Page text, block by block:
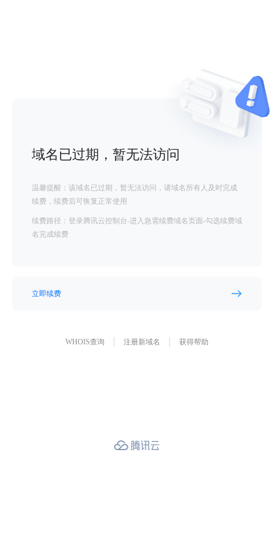
域名已过期，暂无法访问
温馨提醒：该域名已过期，暂无法访问，请域名所有人及时完成
续费，续费后可恢复正常使用
续费路径：登录腾讯云控制台-进入急需续费域名页面-勾选续费域
名完成续费
立即续费
WHOIS查询 注册新域名 获得帮助